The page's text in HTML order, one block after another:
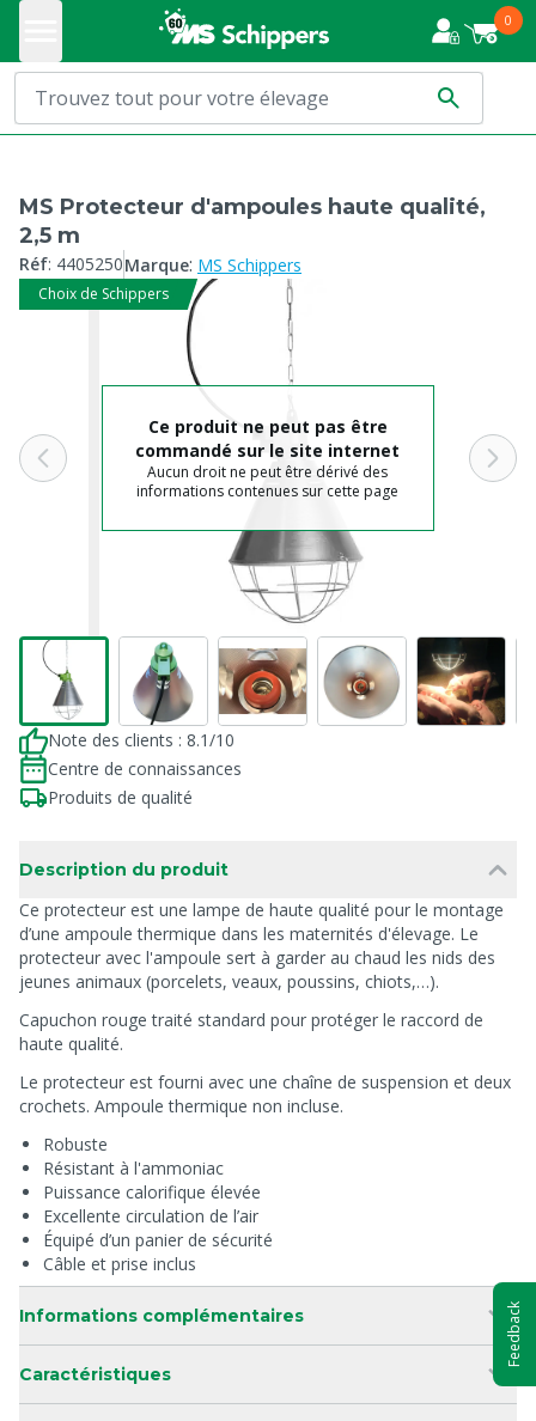
0
MS Protecteur d'ampoules haute qualité,
2,5 m
Réf: 4405250Marque: MS Schippers
Choix de Schippers
Ce produit ne peut pas être
commandé sur le site internet
Aucun droit ne peut être dérivé des
informations contenues sur cette page
Note des clients : 8.1/10
Centre de connaissances
Produits de qualité
Description du produit
Ce protecteur est une lampe de haute qualité pour le montage
d’une ampoule thermique dans les maternités d'élevage. Le
protecteur avec l'ampoule sert à garder au chaud les nids des
jeunes animaux (porcelets, veaux, poussins, chiots,…).
Capuchon rouge traité standard pour protéger le raccord de
haute qualité.
Le protecteur est fourni avec une chaîne de suspension et deux
crochets. Ampoule thermique non incluse.
Robuste
Résistant à l'ammoniac
Puissance calorifique élevée
Excellente circulation de l’air
Équipé d’un panier de sécurité
Câble et prise inclus
Informations complémentaires
Caractéristiques
Feedback